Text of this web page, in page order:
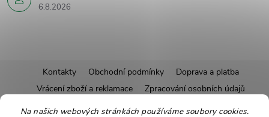
Na našich webových stránkách používáme soubory cookies.
6.8.2026
á
Kontakty Obchodní podmínky
Doprava a platba
Vrácení zboží a reklamace
Zpracování osobních údajů
Pravidla soutěží
Affiliate program
Recepty